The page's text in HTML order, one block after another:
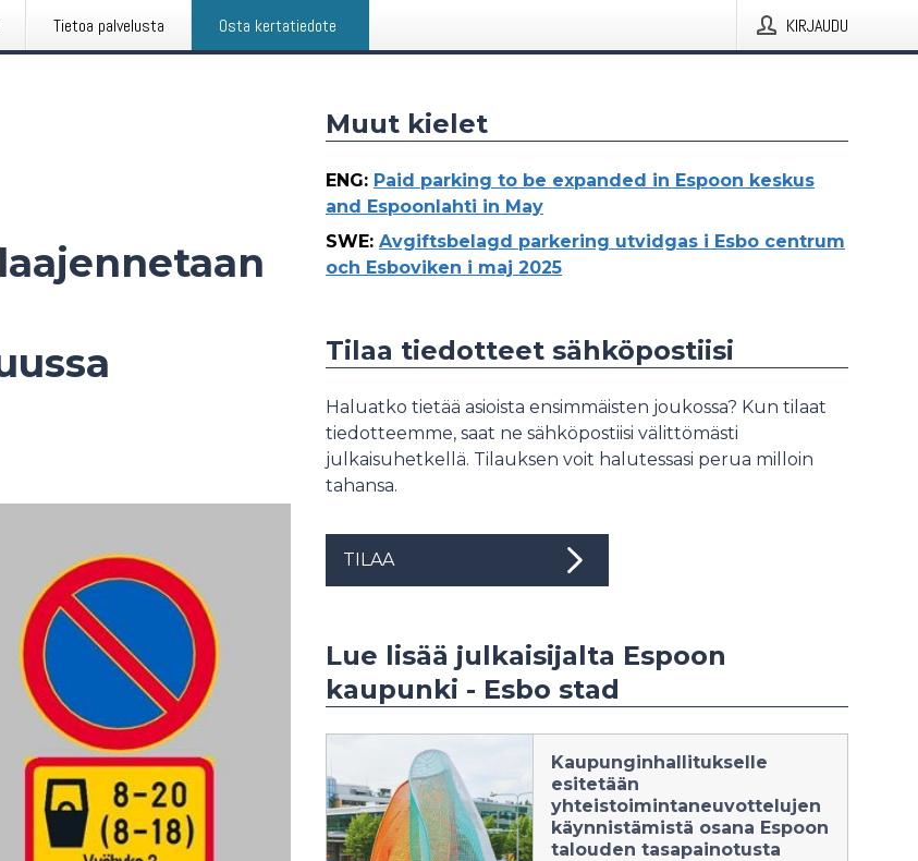
Tietoa palvelusta Osta kertatiedote KIRJAUDU
Muut kielet
ENG: Paid parking to be expanded in Espoon keskus
and Espoonlahti in May
SWE: Avgiftsbelagd parkering utvidgas i Esbo centrum
och Esboviken i maj 2025
Tilaa tiedotteet sähköpostiisi
Haluatko tietää asioista ensimmäisten joukossa? Kun tilaat
tiedotteemme, saat ne sähköpostiisi välittömästi
julkaisuhetkellä. Tilauksen voit halutessasi perua milloin
tahansa.
TILAA
Lue lisää julkaisijalta Espoon
kaupunki - Esbo stad
Kaupunginhallitukselle
esitetään
yhteistoimintaneuvottelujen
käynnistämistä osana Espoon
talouden tasapainotusta